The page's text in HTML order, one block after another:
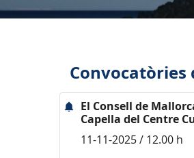
Convocatòries
El Consell de
Capella del Centre
11-11-2025 / 12.00 h